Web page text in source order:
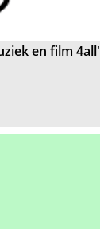
en film 4all'